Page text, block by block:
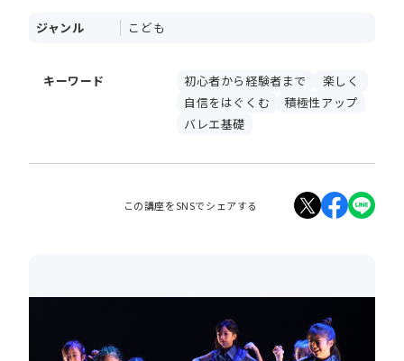
ジャンル こども
キーワード 初心者から経験者まで
楽しく
自信をはぐくむ
積極性アップ
バレエ基礎
この講座をSNSでシェアする